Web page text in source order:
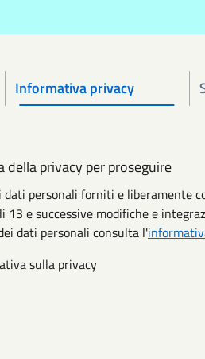
Informativa privacy
privacy per proseguire
personali forniti e liberamente
13 e successive modifiche e
dati personali consulta l'
sulla privacy